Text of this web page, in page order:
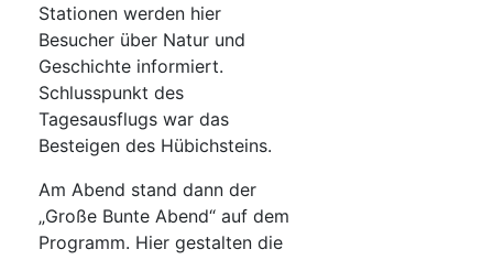
Stationen werden hier
Besucher über Natur und
Geschichte informiert.
Schlusspunkt des
Tagesausflugs war das
Besteigen des Hübichsteins.
Am Abend stand dann der
„Große Bunte Abend“ auf dem
Programm. Hier gestalten die